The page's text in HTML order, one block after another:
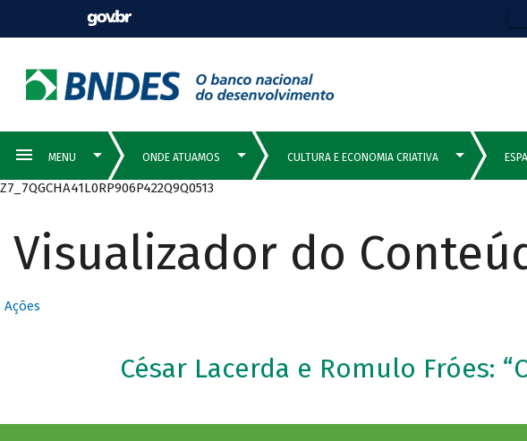
Z7_7QGCHA41L0RP906P422Q9Q0513
Visualizador do
Ações
César Lacerda e Romulo Fróes: